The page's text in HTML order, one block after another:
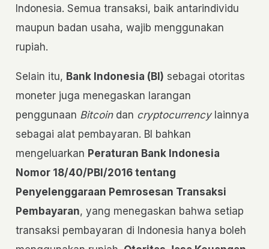
Indonesia. Semua transaksi, baik antarindividu
maupun badan usaha, wajib menggunakan
rupiah.
Selain itu, Bank Indonesia (BI) sebagai otoritas
moneter juga menegaskan larangan
penggunaan Bitcoindan cryptocurrencylainnya
sebagai alat pembayaran. BI bahkan
mengeluarkan Peraturan Bank Indonesia
Nomor 18/40/PBI/2016 tentang
Penyelenggaraan Pemrosesan Transaksi
Pembayaran, yang menegaskan bahwa setiap
transaksi pembayaran di Indonesia hanya boleh